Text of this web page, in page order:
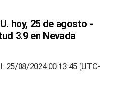
hoy, 25 de agosto -
3.9 en Nevada
25/08/2024 00:13:45 (UTC-